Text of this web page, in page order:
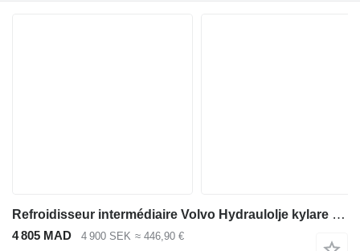
Refroidisseur intermédiaire Volvo Hydraulolje kylare 17225034 pour chargeuse sur pneus Volvo L180H
4 805 MAD 4 900 SEK ≈ 446,90 €